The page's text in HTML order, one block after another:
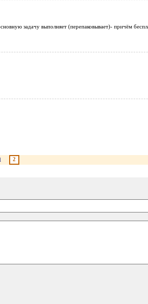
задачу выполняет (перепаковывает)- причём
2